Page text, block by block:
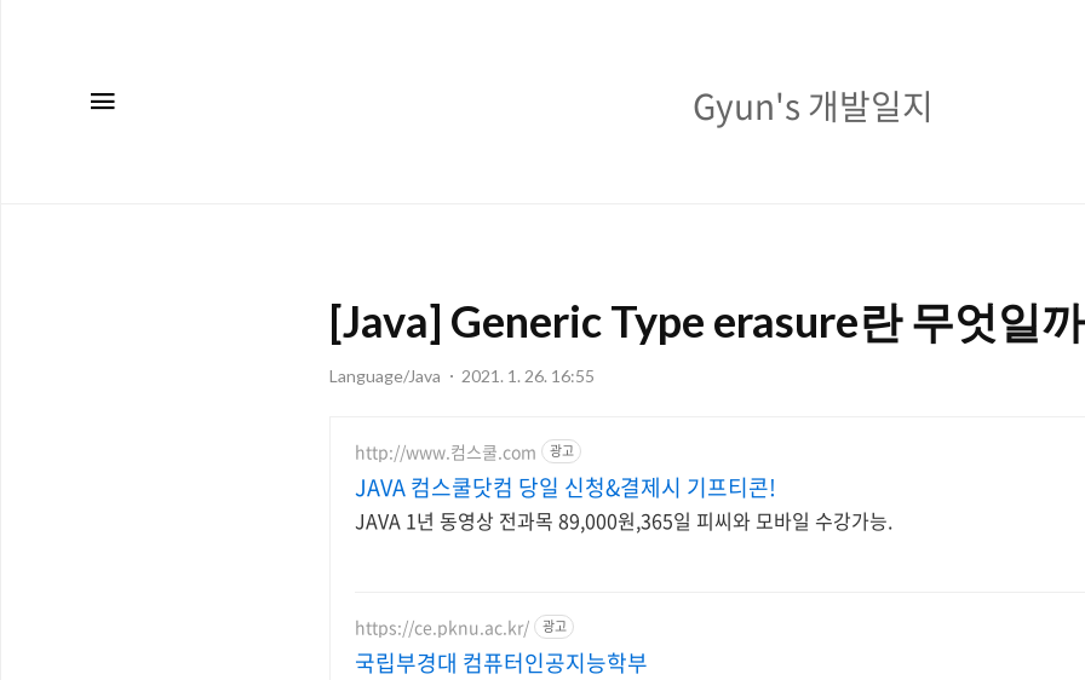
개
Gyun's 개발일지
[Java] Generic Type erasure란 무엇일
Language/Java 2021. 1. 26. 16:55
http://www.컴스쿨.com 광고
JAVA 컴스쿨닷컴 당일 신청&결제시 기프티콘!
JAVA 1년 동영상 전과목 89,000원,365일 피씨와 모바일 수강가능.
https://ce.pknu.ac.kr/ 광고
국립부경대 컴퓨터인공지능학부